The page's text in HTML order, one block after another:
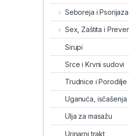
Seboreja i Psorijaza
Sex, Zaštita i
Sirupi
Srce i Krvni sudovi
Trudnice i Porodilje
Uganuća, isčašenja
Ulja za masažu
Urinarni trakt